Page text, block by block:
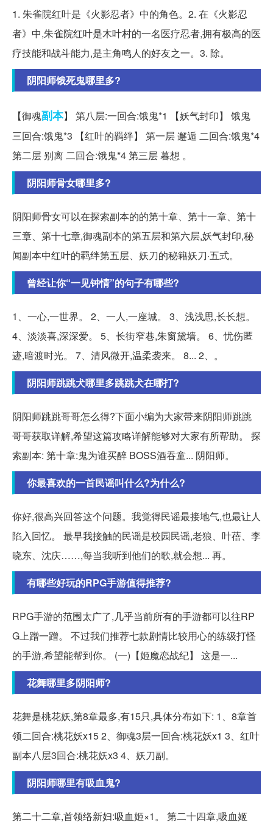
1. 朱雀院红叶是《火影忍者》中的角色。2. 在《火影忍
者》中,朱雀院红叶是木叶村的一名医疗忍者,拥有极高的医
疗技能和战斗能力,是主角鸣人的好友之一。3. 除。
阴阳师饿死鬼哪里多?
【御魂副本】 第八层:一回合:饿鬼*1 【妖气封印】 饿鬼
三回合:饿鬼*3 【红叶的羁绊】 第一层 邂逅 二回合:饿鬼*4
第二层 别离 二回合:饿鬼*4 第三层 暮想 。
阴阳师骨女哪里多?
阴阳师骨女可以在探索副本的的第十章、第十一章、第十
三章、第十七章,御魂副本的第五层和第六层,妖气封印,秘
闻副本中红叶的羁绊第五层、妖刀的秘籍妖刀·五式。
曾经让你“一见钟情”的句子有哪些?
1、一心,一世界。 2、一人,一座城。 3、浅浅思,长长想。
4、淡淡喜,深深爱。 5、长街窄巷,朱窗黛墙。 6、忧伤匿
迹,暗渡时光。 7、清风微开,温柔袭来。 8... 2、。
阴阳师跳跳犬哪里多跳跳犬在哪打?
阴阳师跳跳哥哥怎么得?下面小编为大家带来阴阳师跳跳
哥哥获取详解,希望这篇攻略详解能够对大家有所帮助。 探
索副本: 第十章:鬼为谁买醉 BOSS酒吞童... 阴阳师。
你最喜欢的一首民谣叫什么?为什么?
你好,很高兴回答这个问题。我觉得民谣最接地气,也最让人
陷入回忆。 最早我接触的民谣是校园民谣,老狼、叶蓓、李
晓东、沈庆……,每当我听到他们的歌,就会想... 再。
有哪些好玩的RPG手游值得推荐?
RPG手游的范围太广了,几乎当前所有的手游都可以往RP
G上蹭一蹭。 不过我们推荐七款剧情比较用心的练级打怪
的手游,希望能帮到你。 (一)【姬魔恋战纪】 这是一...
花舞哪里多阴阳师?
花舞是桃花妖,第8章最多,有15只,具体分布如下: 1、8章首
领二回合:桃花妖x15 2、御魂3层一回合:桃花妖x1 3、红叶
副本八层3回合:桃花妖x3 4、妖刀副。
阴阳师哪里有吸血鬼?
第二十二章,首领络新妇:吸血姬×1。 第二十四章,吸血姬